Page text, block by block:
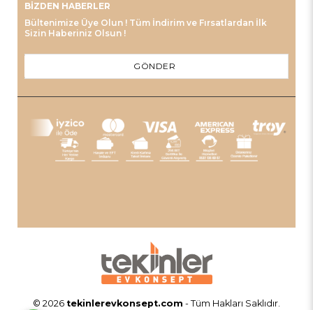
BIZDEN HABERLER
Bültenimize Üye Olun ! Tüm İndirim ve Fırsatlardan İlk
Sizin Haberiniz Olsun !
GÖNDER
© 2026 tekinlerevkonsept.com - Tüm Hakları Saklıdır.